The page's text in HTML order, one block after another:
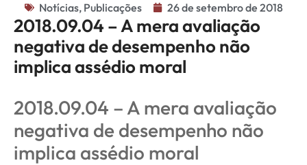
Notícias, Publicações 26 de setembro de 2018
2018.09.04 – A mera avaliação
negativa de desempenho não
implica assédio moral
2018.09.04 – A mera avaliação
negativa de desempenho não
implica assédio moral